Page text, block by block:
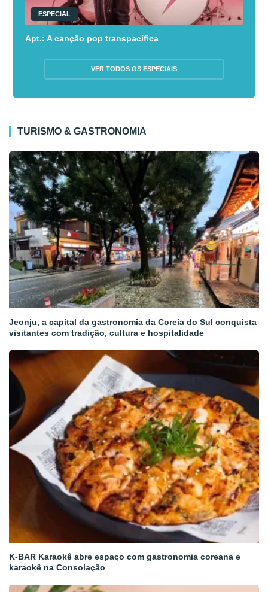
ESPECIAL
Apt.: A canção pop transpacífica
VER TODOS OS ESPECIAIS
TURISMO & GASTRONOMIA
Jeonju, a capital da gastronomia da Coreia do Sul conquista
visitantes com tradição, cultura e hospitalidade
K-BAR Karaokê abre espaço com gastronomia coreana e
karaokê na Consolação